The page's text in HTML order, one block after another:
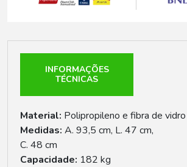
INFORMAÇÕES
TÉCNICAS
Material: Polipropileno e fibra de vidro
Medidas: A. 93,5 cm, L. 47 cm,
C. 48 cm
Capacidade: 182 kg